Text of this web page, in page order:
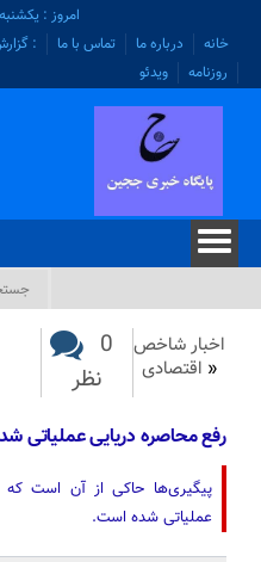
امروز : یکشنبه, ۱۸ مرداد ,
خانه
درباره ما تماس با ما :
روزنامه
ویدئو
اخبار شاخص
« اقتصادی
0
نظر
رفع محاصره دریایی عملیاتی شد
پیگیری‌ها حاکی‌ از آن است که
عملیاتی شده است.